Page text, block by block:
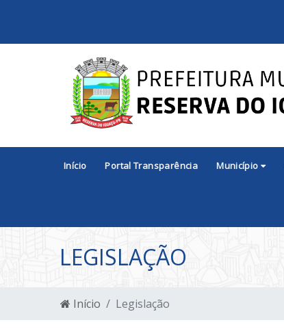
Início Portal Transparência Município
LEGISLAÇÃO
Início Legislação